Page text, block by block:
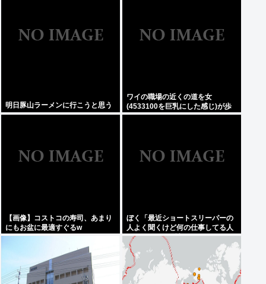
明日豚山ラーメンに行こうと思う
ワイの職場の近くの道を女
(4533100を巨乳にした感じ)が歩
いてたんだが、結婚できる？処女
【画像】コストコの寿司、あまり
にもお盆に最適すぐるw
ぼく「最近ショートスリーパーの
人よく聞くけど何の仕事してる人
なんやろ、wiki読んでみるか」